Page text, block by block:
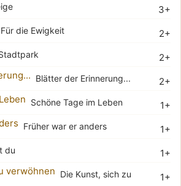
3+
2+
Für die Ewigkeit
2+
2+
Blätter der Erinnerung...
1+
Schöne Tage im Leben
1+
Früher war er anders
1+
du
1+
Die Kunst, sich zu